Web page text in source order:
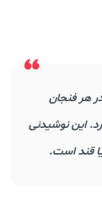
هر فنجان
کمتر از 3 کالری دارد. این نوشیدنی
قند است.